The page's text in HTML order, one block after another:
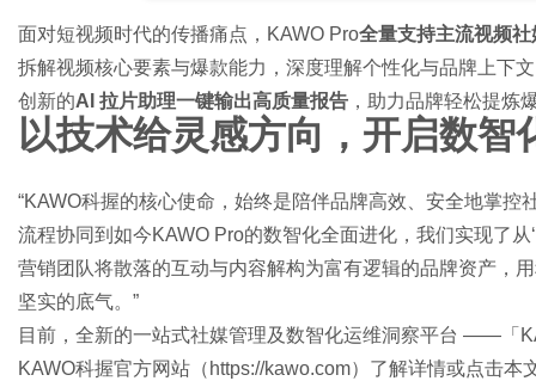
面对短视频时代的传播痛点，KAWO Pro全量支持主流视频社
拆解视频核心要素与爆款能力，深度理解个性化与品牌上下
创新的AI 拉片助理一键输出高质量报告 ，助力品牌轻松提炼
以技术给灵感方向，开启数智
“KAWO科握的核心使命，始终是陪伴品牌高效、安全地掌控
流程协同到如今KAWO Pro的数智化全面进化，我们实现了从
营销团队将散落的互动与内容解构为富有逻辑的品牌资产，
坚实的底气。”
目前，全新的一站式社媒管理及数智化运维洞察平台 ——「
KAWO科握官方网站（ https://kawo.com）了解详情或点击本